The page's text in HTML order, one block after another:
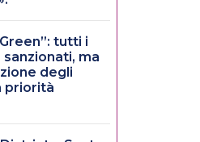
tutti i
ma
degli
priorità